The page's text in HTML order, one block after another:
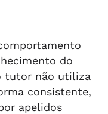
do
tutor não utiliza
consistente,
apelidos